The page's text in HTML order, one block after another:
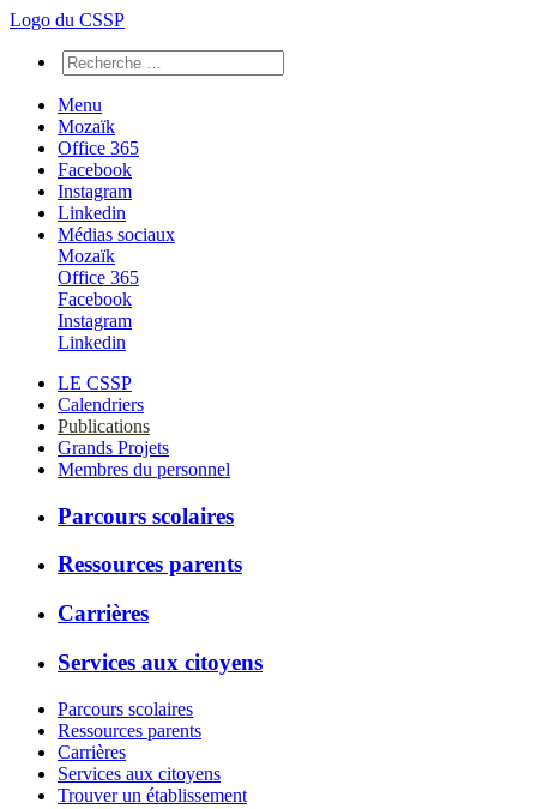
Logo du CSSP
Menu
Mozaïk
Office 365
Facebook
Instagram
Linkedin
Médias sociaux
Mozaïk
Office 365
Facebook
Instagram
Linkedin
LE CSSP
Calendriers
Publications
Grands Projets
Membres du personnel
Parcours scolaires
Ressources parents
Carrières
Services aux citoyens
Parcours scolaires
Ressources parents
Carrières
Services aux citoyens
Trouver un établissement